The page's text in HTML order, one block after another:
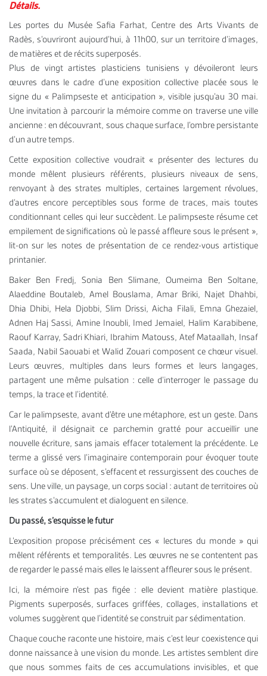
Détails.
Les portes du Musée Safia Farhat, Centre des Arts Vivants de
Radès, s’ouvriront aujourd’hui, à 11h00, sur un territoire d’images,
de matières et de récits superposés.
Plus de vingt artistes plasticiens tunisiens y dévoileront leurs
œuvres dans le cadre d’une exposition collective placée sous le
signe du « Palimpseste et anticipation », visible jusqu’au 30 mai.
Une invitation à parcourir la mémoire comme on traverse une ville
ancienne : en découvrant, sous chaque surface, l’ombre persistante
d’un autre temps.
Cette exposition collective voudrait « présenter des lectures du
monde mêlent plusieurs référents, plusieurs niveaux de sens,
renvoyant à des strates multiples, certaines largement révolues,
d’autres encore perceptibles sous forme de traces, mais toutes
conditionnant celles qui leur succèdent. Le palimpseste résume cet
empilement de significations où le passé affleure sous le présent »,
lit-on sur les notes de présentation de ce rendez-vous artistique
printanier.
Baker Ben Fredj, Sonia Ben Slimane, Oumeima Ben Soltane,
Alaeddine Boutaleb, Amel Bouslama, Amar Briki, Najet Dhahbi,
Dhia Dhibi, Hela Djobbi, Slim Drissi, Aicha Filali, Emna Ghezaiel,
Adnen Haj Sassi, Amine Inoubli, Imed Jemaiel, Halim Karabibene,
Raouf Karray, Sadri Khiari, Ibrahim Matouss, Atef Mataallah, Insaf
Saada, Nabil Saouabi et Walid Zouari composent ce chœur visuel.
Leurs œuvres, multiples dans leurs formes et leurs langages,
partagent une même pulsation : celle d’interroger le passage du
temps, la trace et l’identité.
Car le palimpseste, avant d’être une métaphore, est un geste. Dans
l’Antiquité, il désignait ce parchemin gratté pour accueillir une
nouvelle écriture, sans jamais effacer totalement la précédente. Le
terme a glissé vers l’imaginaire contemporain pour évoquer toute
surface où se déposent, s’effacent et ressurgissent des couches de
sens. Une ville, un paysage, un corps social : autant de territoires où
les strates s’accumulent et dialoguent en silence.
Du passé, s’esquisse le futur
L’exposition propose précisément ces « lectures du monde » qui
mêlent référents et temporalités. Les œuvres ne se contentent pas
de regarder le passé mais elles le laissent affleurer sous le présent.
Ici, la mémoire n’est pas figée : elle devient matière plastique.
Pigments superposés, surfaces griffées, collages, installations et
volumes suggèrent que l’identité se construit par sédimentation.
Chaque couche raconte une histoire, mais c’est leur coexistence qui
donne naissance à une vision du monde. Les artistes semblent dire
que nous sommes faits de ces accumulations invisibles, et que